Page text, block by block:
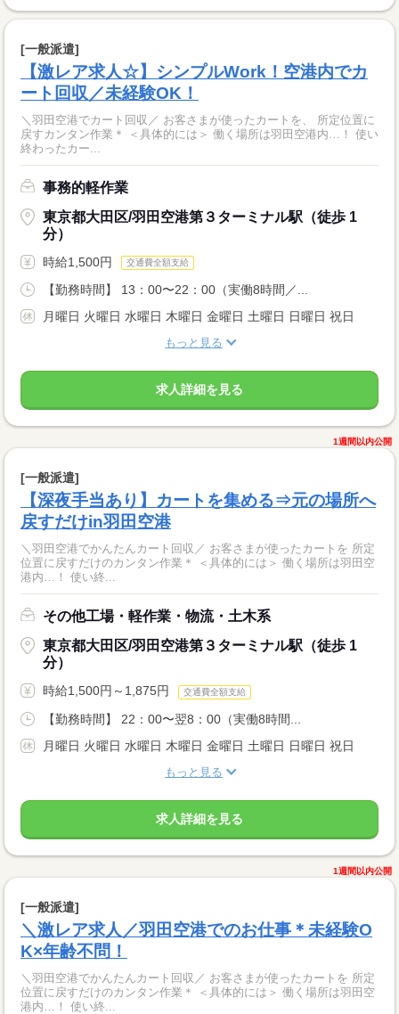
[一般派遣]
【激レア求人☆】シンプルWork！空港内でカ
ート回収／未経験OK！
＼羽田空港でカート回収／ お客さまが使ったカートを、 所定位置に
戻すカンタン作業＊ ＜具体的には＞ 働く場所は羽田空港内…！ 使い
終わったカー...
事務的軽作業
東京都大田区/羽田空港第３ターミナル駅（徒歩 1
分）
時給1,500円 交通費全額支給
【勤務時間】 13：00〜22：00（実働8時間／...
月曜日 火曜日 水曜日 木曜日 金曜日 土曜日 日曜日 祝日
もっと見る
求人詳細を見る
1週間以内公開
[一般派遣]
【深夜手当あり】カートを集める⇒元の場所へ
戻すだけin羽田空港
＼羽田空港でかんたんカート回収／ お客さまが使ったカートを 所定
位置に戻すだけのカンタン作業＊ ＜具体的には＞ 働く場所は羽田空
港内…！ 使い終...
その他工場・軽作業・物流・土木系
東京都大田区/羽田空港第３ターミナル駅（徒歩 1
分）
時給1,500円～1,875円 交通費全額支給
【勤務時間】 22：00〜翌8：00（実働8時間...
月曜日 火曜日 水曜日 木曜日 金曜日 土曜日 日曜日 祝日
もっと見る
求人詳細を見る
1週間以内公開
[一般派遣]
＼激レア求人／羽田空港でのお仕事＊未経験O
K×年齢不問！
＼羽田空港でかんたんカート回収／ お客さまが使ったカートを 所定
位置に戻すだけのカンタン作業＊ ＜具体的には＞ 働く場所は羽田空
港内…！ 使い終...